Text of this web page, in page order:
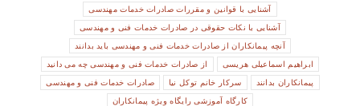
آشنایی با قوانین و مقررات صادرات خدمات مهندسی
آشنایی با نکات حقوقی در صادرات خدمات فنی و مهندسی
آنچه پیمانکاران از صادرات خدمات فنی و مهندسی باید بدانند
ابراهیم اسماعیلی هریسی از صادرات خدمات فنی و مهندسی چه می دانید
پیمانکاران بدانند سرکار خانم توکل نیا صادرات خدمات فنی و مهندسی
کارگاه آموزشی رایگاه ویژه پیمانکاران